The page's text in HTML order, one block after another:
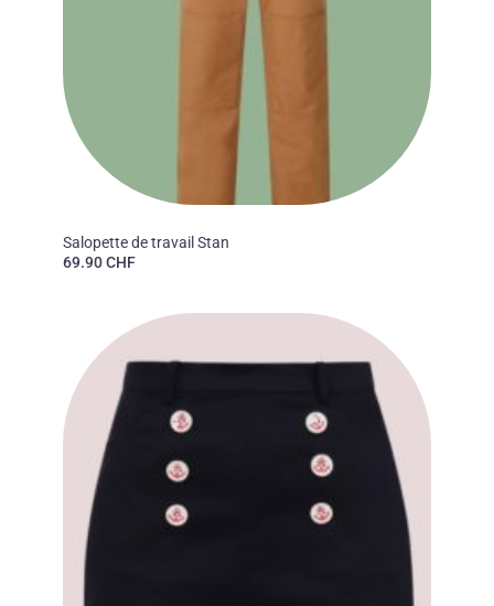
Salopette de travail Stan
69.90CHF
Ajouter
à la liste
souhaits